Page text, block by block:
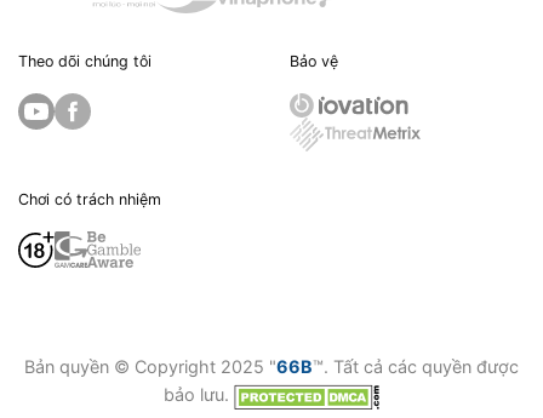
Theo dõi chúng tôi Bảo vệ
Chơi có trách nhiệm
Bản quyền © Copyright 2025 "66B™. Tất cả các quyền được
bảo lưu.